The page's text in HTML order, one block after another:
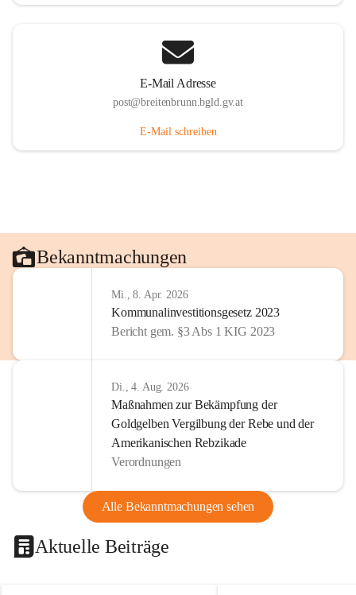
E-Mail Adresse
post@breitenbrunn.bgld.gv.at
E-Mail schreiben
Bekanntmachungen
Mi., 8. Apr. 2026
Kommunalinvestitionsgesetz 2023
Bericht gem. §3 Abs 1 KIG 2023
Di., 4. Aug. 2026
Maßnahmen zur Bekämpfung der
Goldgelben Vergilbung der Rebe und der
Amerikanischen Rebzikade
Verordnungen
Alle Bekanntmachungen sehen
Aktuelle Beiträge